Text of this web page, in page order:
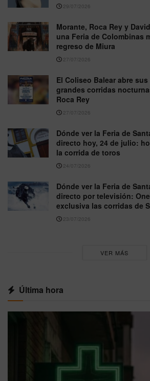
29/07/2026
Morante, Roca Rey y
una Feria de Colombinas
regreso de Miura
27/07/2026
El Coliseo Balear abre
grandes corridas
Roca Rey
27/07/2026
Dónde ver la Feria de
directo hoy, 24 de julio:
la corrida de toros
24/07/2026
Dónde ver la Feria de
directo por televisión:
exclusiva las corridas de
23/07/2026
VER MÁS
Última hora